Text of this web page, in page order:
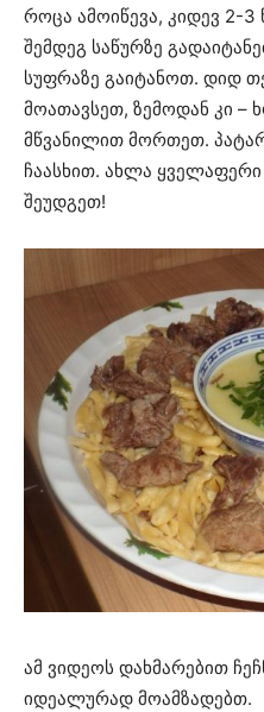
როცა ამოიწევა, კიდევ 2-
შემდეგ საწურზე
სუფრაზე გაიტანოთ. დიდ
მოათავსეთ, ზემოდან კი –
მწვანილით მორთეთ.
ჩაასხით. ახლა ყველაფერი
შეუდგეთ!
ამ ვიდეოს დახმარებით
იდეალურად მოამზადებთ.